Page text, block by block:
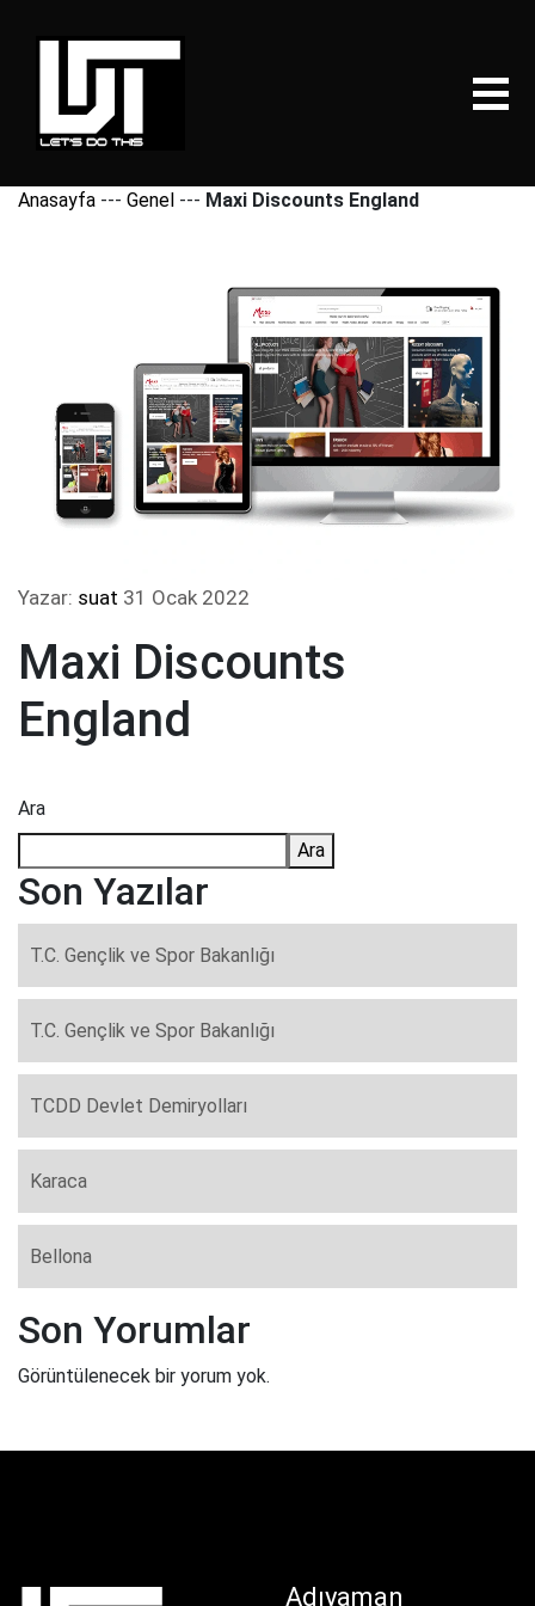
Anasayfa --- Genel --- Maxi Discounts England
Yazar: suat 31 Ocak 2022
Maxi Discounts
England
Ara
Ara
Son Yazılar
T.C. Gençlik ve Spor Bakanlığı
T.C. Gençlik ve Spor Bakanlığı
TCDD Devlet Demiryolları
Karaca
Bellona
Son Yorumlar
Görüntülenecek bir yorum yok.
Adıyaman